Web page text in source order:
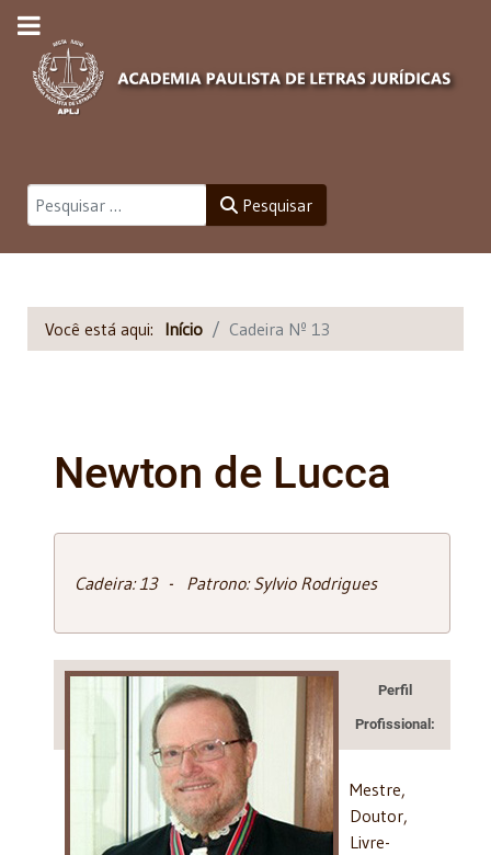
Pesquisar Pesquisar
Você está aqui: Início Cadeira Nº 13
Newton de Lucca
Cadeira: 13 - Patrono: Sylvio Rodrigues
Perfil
Profissional:
Mestre,
Doutor,
Livre-